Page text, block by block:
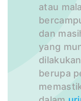
atau
dan
yang
dilakukan
berupa